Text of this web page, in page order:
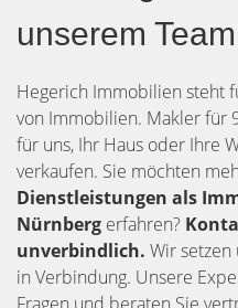
unserem
Hegerich Immobilien steht
von Immobilien. Makler für
für uns, Ihr Haus oder Ihre
verkaufen. Sie möchten
Dienstleistungen als
Nürnberg erfahren?
unverbindlich. Wir
in Verbindung. Unsere